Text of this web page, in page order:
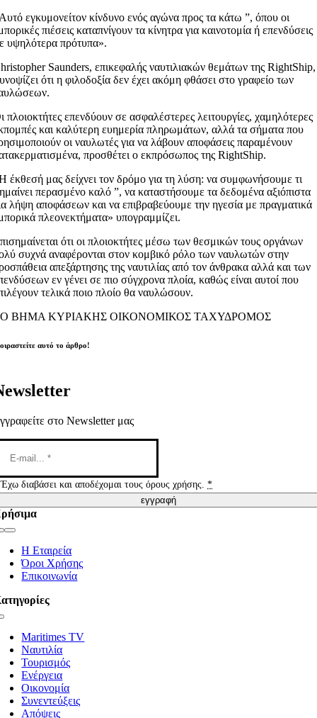
εγκυμονείτον κίνδυνο ενός αγώνα προς τα κάτω ”, όπου οι
πιέσεις καταπνίγουν τα κίνητρα για καινοτομία ή επενδύσεις
υψηλότερα πρότυπα».
Saunders, επικεφαλής ναυτιλιακών θεμάτων της RightShip,
ότι η φιλοδοξία δεν έχει ακόμη φθάσει στο γραφείο των
πλοιοκτήτες επενδύουν σε ασφαλέστερες λειτουργίες, χαμηλότερες
και καλύτερη ευημερία πληρωμάτων, αλλά τα σήματα που
οι ναυλωτές για να λάβουν αποφάσεις παραμένουν
προσθέτει ο εκπρόσωπος της RightShip.
έκθεσή μας δείχνει τον δρόμο για τη λύση: να συμφωνήσουμε τι
περασμένο καλό ”, να καταστήσουμε τα δεδομένα αξιόπιστα
λήψη αποφάσεων και να επιβραβεύουμε την ηγεσία με πραγματικά
πλεονεκτήματα» υπογραμμίζει.
ότι οι πλοιοκτήτες μέσω των θεσμικών τους οργάνων
συχνά αναφέρονται στον κομβικό ρόλο των ναυλωτών στην
απεξάρτησης της ναυτιλίας από τον άνθρακα αλλά και των
εν γένει σε πιο σύγχρονα πλοία, καθώς είναι αυτοί που
τελικά ποιο πλοίο θα ναυλώσουν.
ΒΗΜΑ ΚΥΡΙΑΚΗΣ ΟΙΚΟΝΟΜΙΚΟΣ ΤΑΧΥΔΡΟΜΟΣ
αυτό το άρθρο!
στο Newsletter μας
Έχω διαβάσει και αποδέχομαι τους όρους χρήσης.*
εγγραφή
Η Εταιρεία
Όροι Χρήσης
Επικοινωνία
Maritimes TV
Ναυτιλία
Τουρισμός
Ενέργεια
Οικονομία
Συνεντεύξεις
Απόψεις